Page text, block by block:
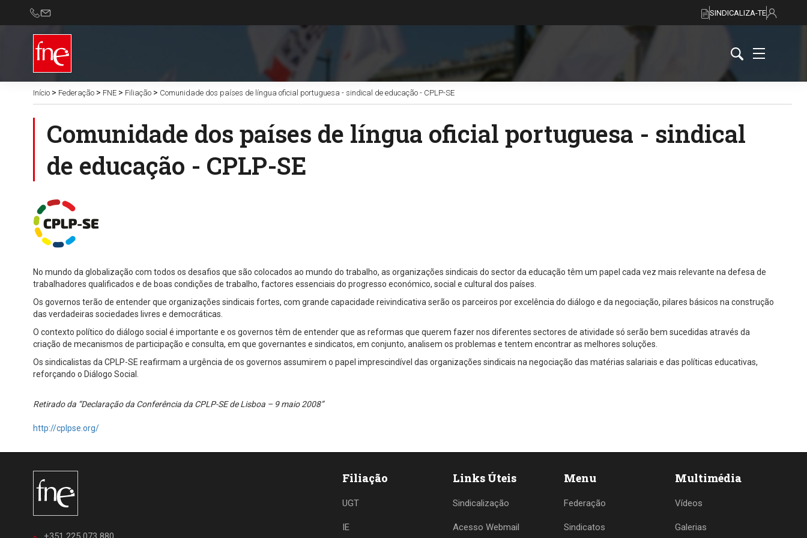
SINDICALIZA-TE
Início > Federação > FNE > Filiação > Comunidade dos países de língua oficial portuguesa - sindical de educação - CPLP-SE
Comunidade dos países de língua oficial portuguesa - sindical
de educação - CPLP-SE
No mundo da globalização com todos os desafios que são colocados ao mundo do trabalho, as organizações sindicais do sector da educação têm um papel cada vez mais relevante na defesa de
trabalhadores qualificados e de boas condições de trabalho, factores essenciais do progresso económico, social e cultural dos países.
Os governos terão de entender que organizações sindicais fortes, com grande capacidade reivindicativa serão os parceiros por excelência do diálogo e da negociação, pilares básicos na construção
das verdadeiras sociedades livres e democráticas.
O contexto político do diálogo social é importante e os governos têm de entender que as reformas que querem fazer nos diferentes sectores de atividade só serão bem sucedidas através da
criação de mecanismos de participação e consulta, em que governantes e sindicatos, em conjunto, analisem os problemas e tentem encontrar as melhores soluções.
Os sindicalistas da CPLP-SE reafirmam a urgência de os governos assumirem o papel imprescindível das organizações sindicais na negociação das matérias salariais e das políticas educativas,
reforçando o Diálogo Social.
Retirado da “Declaração da Conferência da CPLP-SE de Lisboa – 9 maio 2008”
http://cplpse.org/
Filiação
UGT
IE
Links Úteis
Sindicalização
Acesso Webmail
Menu
Federação
Sindicatos
Multimédia
Vídeos
Galerias